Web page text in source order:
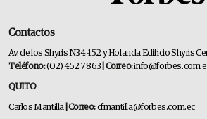
Contactos
Av. de los Shyris N34-152 y Holanda Edificio Shyris
Teléfono:(02) 452 7863 | Correo:
QUITO
Carlos Mantilla | Correo:cfmantilla@forbes.com.ec